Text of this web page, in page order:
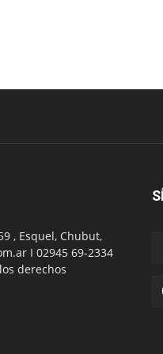
, Esquel, Chubut,
I 02945 69-2334
derechos